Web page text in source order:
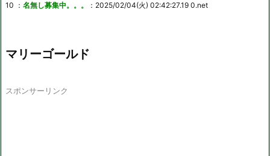
10 ： 名無し募集中。。。 ：2025/02/04(火) 02:42:27.19 0.net
マリーゴールド
スポンサーリンク